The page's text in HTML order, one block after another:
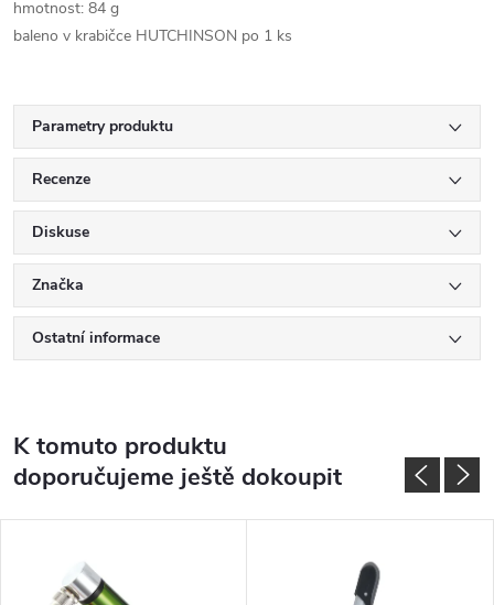
hmotnost: 84 g
baleno v krabičce HUTCHINSON po 1 ks
Parametry produktu
Recenze
Diskuse
Značka
Ostatní informace
K tomuto produktu
doporučujeme ještě dokoupit